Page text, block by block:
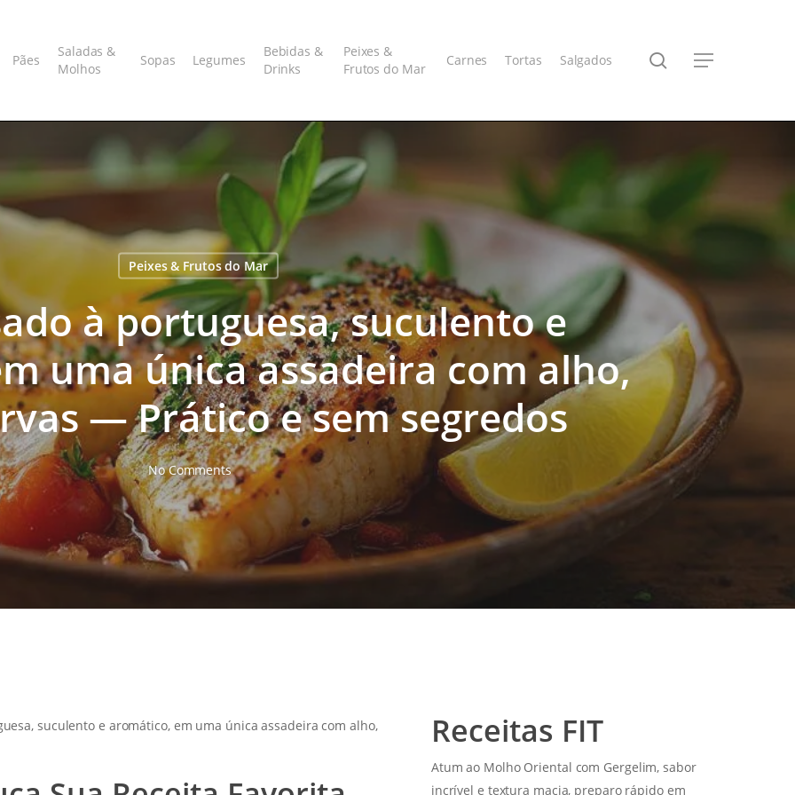
Pães
Saladas &
Molhos
Sopas Legumes
Bebidas &
Drinks
Peixes &
Frutos do Mar
Carnes Tortas Salgados search
Menu
Peixes & Frutos do Mar
à portuguesa, suculento e
uma única assadeira com alho,
— Prático e sem segredos
No Comments
suculento e aromático, em uma única assadeira com alho,
Receitas FIT
Atum ao Molho Oriental com Gergelim, sabor
incrível e textura macia, preparo rápido em